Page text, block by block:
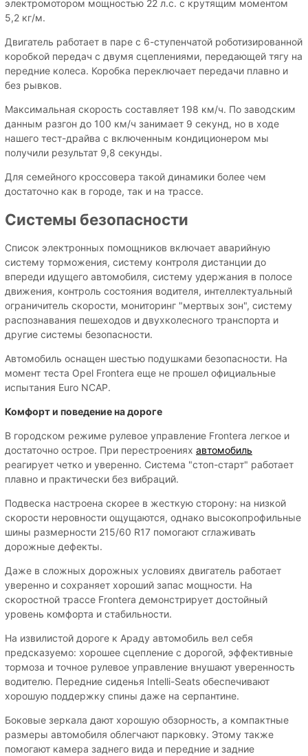
электромотором мощностью 22 л.с. с крутящим моментом
5,2 кг/м.
Двигатель работает в паре с 6-ступенчатой роботизированной
коробкой передач с двумя сцеплениями, передающей тягу на
передние колеса. Коробка переключает передачи плавно и
без рывков.
Максимальная скорость составляет 198 км/ч. По заводским
данным разгон до 100 км/ч занимает 9 секунд, но в ходе
нашего тест-драйва с включенным кондиционером мы
получили результат 9,8 секунды.
Для семейного кроссовера такой динамики более чем
достаточно как в городе, так и на трассе.
Системы безопасности
Список электронных помощников включает аварийную
систему торможения, систему контроля дистанции до
впереди идущего автомобиля, систему удержания в полосе
движения, контроль состояния водителя, интеллектуальный
ограничитель скорости, мониторинг "мертвых зон", систему
распознавания пешеходов и двухколесного транспорта и
другие системы безопасности.
Автомобиль оснащен шестью подушками безопасности. На
момент теста Opel Frontera еще не прошел официальные
испытания Euro NCAP.
Комфорт и поведение на дороге
В городском режиме рулевое управление Frontera легкое и
достаточно острое. При перестроениях автомобиль
реагирует четко и уверенно. Система "стоп-старт" работает
плавно и практически без вибраций.
Подвеска настроена скорее в жесткую сторону: на низкой
скорости неровности ощущаются, однако высокопрофильные
шины размерности 215/60 R17 помогают сглаживать
дорожные дефекты.
Даже в сложных дорожных условиях двигатель работает
уверенно и сохраняет хороший запас мощности. На
скоростной трассе Frontera демонстрирует достойный
уровень комфорта и стабильности.
На извилистой дороге к Араду автомобиль вел себя
предсказуемо: хорошее сцепление с дорогой, эффективные
тормоза и точное рулевое управление внушают уверенность
водителю. Передние сиденья Intelli-Seats обеспечивают
хорошую поддержку спины даже на серпантине.
Боковые зеркала дают хорошую обзорность, а компактные
размеры автомобиля облегчают парковку. Этому также
помогают камера заднего вида и передние и задние